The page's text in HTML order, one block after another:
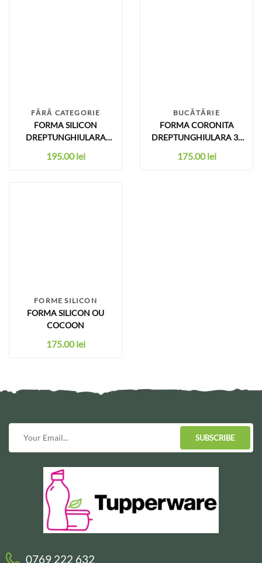
FĂRĂ CATEGORIE
FORMA SILICON
DREPTUNGHIULARA
195.00lei
BUCĂTĂRIE
FORMA CORONITA
DREPTUNGHIULARA 3L
175.00lei
FORME SILICON
FORMA SILICON OU
COCOON
175.00lei
SUBSCRIBE
0769 222 632